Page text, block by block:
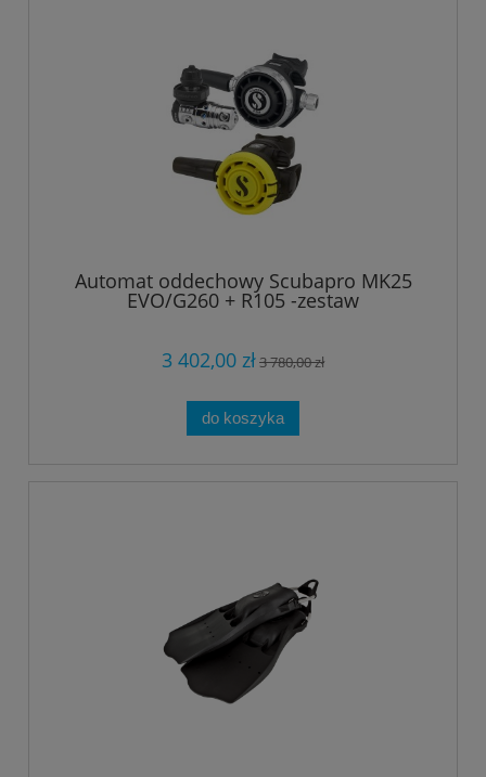
Automat oddechowy Scubapro MK25
EVO/G260 + R105 -zestaw
3 402,00 zł3 780,00 zł
do koszyka